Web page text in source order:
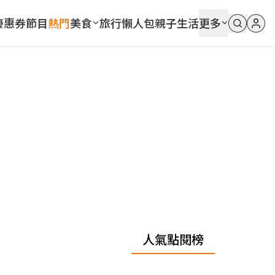
惠券節目熱門美食 旅行懶人包親子生活更多
人氣點閱榜